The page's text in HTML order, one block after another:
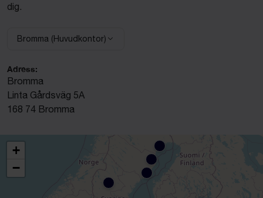
dig.
Välj anläggning:
Bromma (Huvudkontor)
Adress:
Bromma
Linta Gårdsväg 5A
168 74 Bromma
+
−